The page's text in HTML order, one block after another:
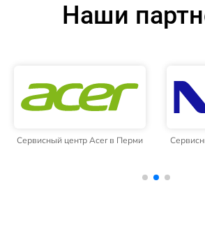
Наши
Сервисный центр Acer в Перми